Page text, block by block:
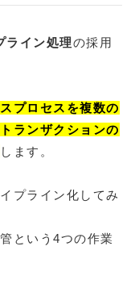
ライン処理の採用
プロセスを複数の
ランザクションの
します。
プライン化してみ
という4つの作業